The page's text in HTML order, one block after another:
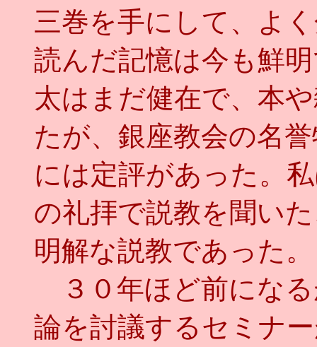
三巻を手にして、よ
読んだ記憶は今も鮮
太はまだ健在で、本
たが、銀座教会の名
には定評があった。
の礼拝で説教を聞い
明解な説教であった。
３０年ほど前にな
論を討議するセミナ